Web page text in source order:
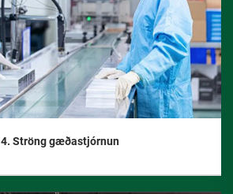
4. Ströng gæðastjórnun